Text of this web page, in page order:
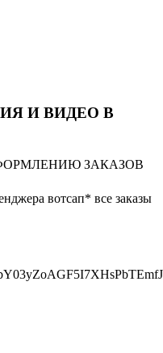
И ВИДЕО В
ЗАКАЗОВ
вотсап* все заказы